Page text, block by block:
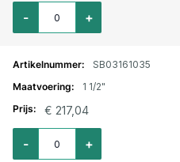
Aantal voor Kogelkraan messing
+
-
SB03161035
1 1/2"
€ 217,04
Aantal voor Kogelkraan messing
+
-